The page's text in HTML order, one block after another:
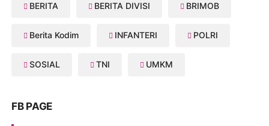
BERITA BERITA DIVISI BRIMOB
Berita Kodim INFANTERI POLRI
SOSIAL TNI UMKM
FB PAGE